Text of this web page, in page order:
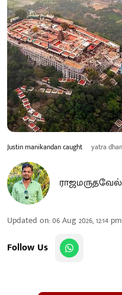
Justin manikandan caught yatra
ராஜமருதவேல்
Updated on:06 Aug 2026, 12:14 pm
Follow Us